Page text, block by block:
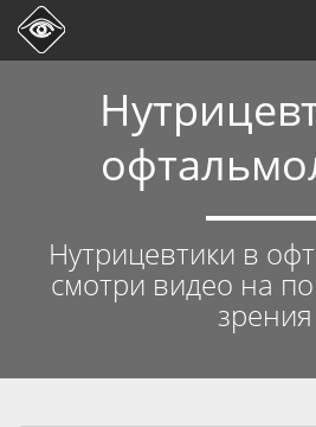
Нутрицевтики в
смотри видео на
зрения